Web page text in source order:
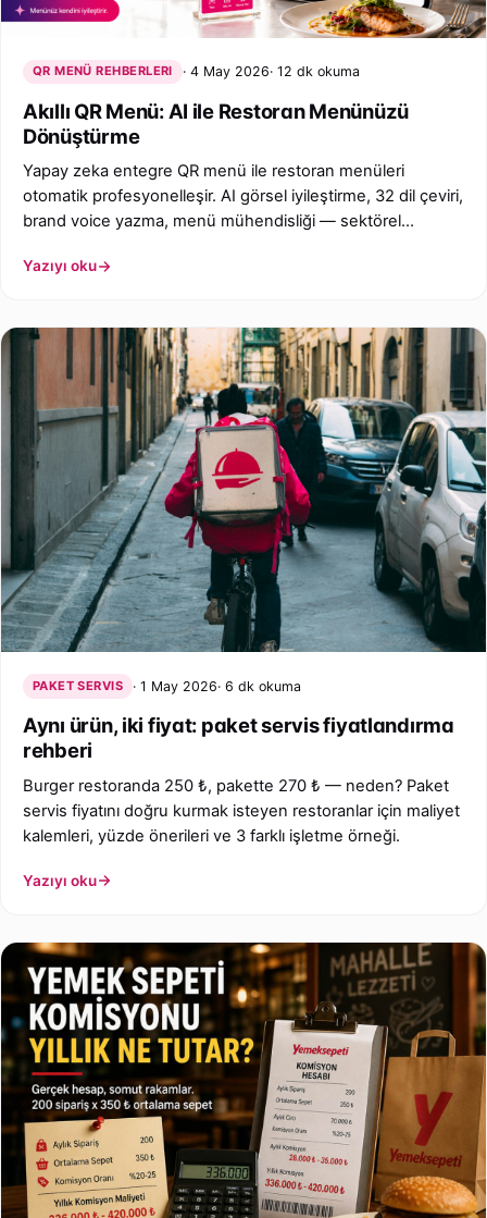
QR MENÜ REHBERLERI 4 May 2026 12 dk okuma
Akıllı QR Menü: AI ile Restoran Menünüzü
Dönüştürme
Yapay zeka entegre QR menü ile restoran menüleri
otomatik profesyonelleşir. AI görsel iyileştirme, 32 dil çeviri,
brand voice yazma, menü mühendisliği — sektörel
Yazıyı oku
PAKET SERVIS 1 May 2026 6 dk okuma
Aynı ürün, iki fiyat: paket servis fiyatlandırma
rehberi
Burger restoranda 250 ₺, pakette 270 ₺ — neden? Paket
servis fiyatını doğru kurmak isteyen restoranlar için maliyet
kalemleri, yüzde önerileri ve 3 farklı işletme örneği.
Yazıyı oku